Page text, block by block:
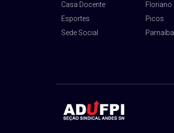
Casa Docente
Esportes
Sede Social
Floriano
Picos
Parnaíba